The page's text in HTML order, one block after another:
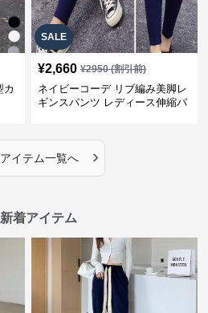
カ
SALE
¥2,660 ¥2950(割引前)
ネイビーコーデ リブ編み美脚レ
ギンスパンツ レディース伸縮パ
イテム一覧へ ›
着アイテム